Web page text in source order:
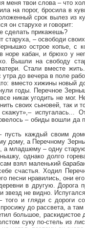
меня твои слова – что
на порог, бросила в
срок вылез из
он старухе и говорит:
сделать прикажешь?
– освободи своих
острое копье,
кабан, и брюхо у
Вышли на свободу
Стали вместе
до вечера в поле
вместо хижины новый
годы. Перечное
никак угодить не
своих сыновей, так и
испугалась...
– обиды вошли
пусть каждый своим
дому, а Перечному
а младшему – одну
однако долго
взял маленький
счастья. Ходил
песни нравились, они
в другую.
звезд не видно.
и гляди с дороги
просижу до рассвета, а
большое,
суку по-стель из